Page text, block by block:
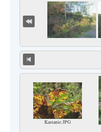
Kastanie.JPG